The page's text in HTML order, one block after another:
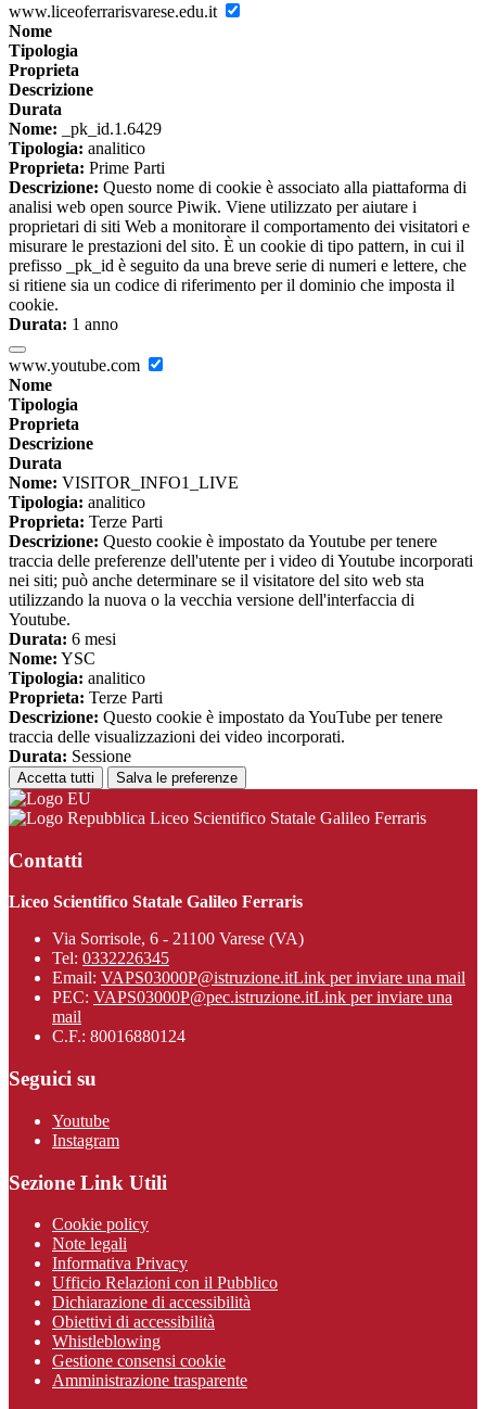
www.liceoferrarisvarese.edu.it
Nome
Tipologia
Proprieta
Descrizione
Durata
Nome: _pk_id.1.6429
Tipologia: analitico
Proprieta: Prime Parti
Descrizione: Questo nome di cookie è associato alla piattaforma di
analisi web open source Piwik. Viene utilizzato per aiutare i
proprietari di siti Web a monitorare il comportamento dei visitatori e
misurare le prestazioni del sito. È un cookie di tipo pattern, in cui il
prefisso _pk_id è seguito da una breve serie di numeri e lettere, che
si ritiene sia un codice di riferimento per il dominio che imposta il
cookie.
Durata: 1 anno
www.youtube.com
Nome
Tipologia
Proprieta
Descrizione
Durata
Nome: VISITOR_INFO1_LIVE
Tipologia: analitico
Proprieta: Terze Parti
Descrizione: Questo cookie è impostato da Youtube per tenere
traccia delle preferenze dell'utente per i video di Youtube incorporati
nei siti; può anche determinare se il visitatore del sito web sta
utilizzando la nuova o la vecchia versione dell'interfaccia di
Youtube.
Durata: 6 mesi
Nome: YSC
Tipologia: analitico
Proprieta: Terze Parti
Descrizione: Questo cookie è impostato da YouTube per tenere
traccia delle visualizzazioni dei video incorporati.
Durata: Sessione
Accetta tutti Salva le preferenze
Liceo Scientifico Statale Galileo Ferraris
Contatti
Liceo Scientifico Statale Galileo Ferraris
Via Sorrisole, 6 - 21100 Varese (VA)
Tel: 0332226345
Email: VAPS03000P@istruzione.itLink per inviare una mail
PEC: VAPS03000P@pec.istruzione.itLink per inviare una
mail
C.F.: 80016880124
Seguici su
Youtube
Instagram
Sezione Link Utili
Cookie policy
Note legali
Informativa Privacy
Ufficio Relazioni con il Pubblico
Dichiarazione di accessibilità
Obiettivi di accessibilità
Whistleblowing
Gestione consensi cookie
Amministrazione trasparente